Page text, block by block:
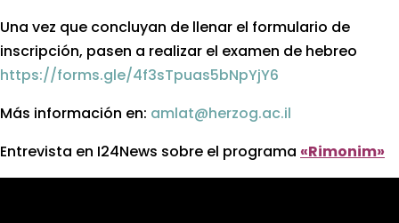
Una vez que concluyan de llenar el formulario de
inscripción, pasen a realizar el examen de hebreo
https://forms.gle/4f3sTpuas5bNpYjY6
Más información en: amlat@herzog.ac.il
Entrevista en I24News sobre el programa «Rimonim»